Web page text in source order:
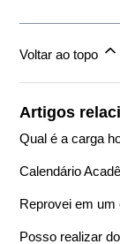
Voltar ao topo
Artigos
Qual é a carga
Calendário
Reprovei em
Posso realizar